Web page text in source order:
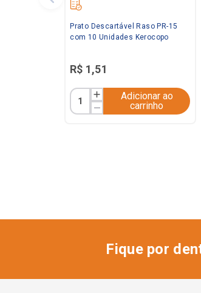
Prato Descartável Raso PR-15
com 10 Unidades Kerocopo
R$ 1,51
Adicionar ao
carrinho
Fique por